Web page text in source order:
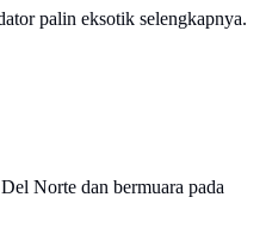
palin eksotik selengkapnya.
Norte dan bermuara pada